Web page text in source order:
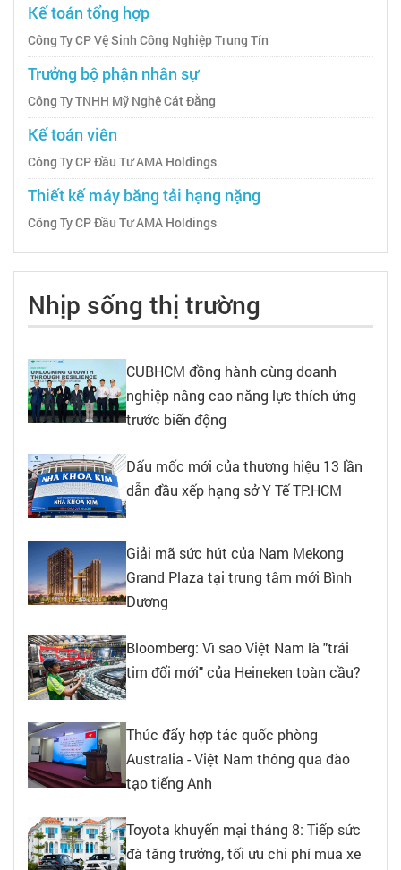
Kế toán tổng hợp
Công Ty CP Vệ Sinh Công Nghiệp Trung Tín
Trưởng bộ phận nhân sự
Công Ty TNHH Mỹ Nghệ Cát Đằng
Kế toán viên
Công Ty CP Đầu Tư AMA Holdings
Thiết kế máy băng tải hạng nặng
Công Ty CP Đầu Tư AMA Holdings
Nhịp sống thị trường
CUBHCM đồng hành cùng doanh
nghiệp nâng cao năng lực thích ứng
trước biến động
Dấu mốc mới của thương hiệu 13 lần
dẫn đầu xếp hạng sở Y Tế TP.HCM
Giải mã sức hút của Nam Mekong
Grand Plaza tại trung tâm mới Bình
Dương
Bloomberg: Vì sao Việt Nam là "trái
tim đổi mới" của Heineken toàn cầu?
Thúc đẩy hợp tác quốc phòng
Australia - Việt Nam thông qua đào
tạo tiếng Anh
Toyota khuyến mại tháng 8: Tiếp sức
đà tăng trưởng, tối ưu chi phí mua xe